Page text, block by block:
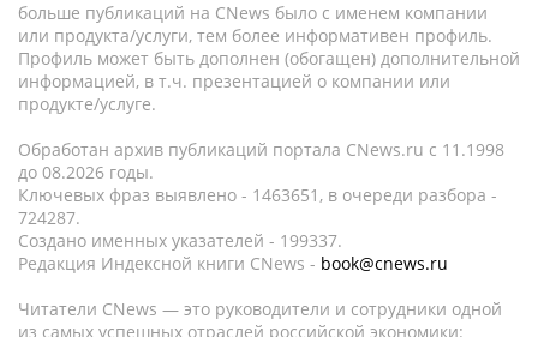
больше публикаций на CNews было с именем компании
или продукта/услуги, тем более информативен профиль.
Профиль может быть дополнен (обогащен) дополнительной
информацией, в т.ч. презентацией о компании или
продукте/услуге.
Обработан архив публикаций портала CNews.ru c 11.1998
до 08.2026 годы.
Ключевых фраз выявлено - 1463651, в очереди разбора -
724287.
Создано именных указателей - 199337.
Редакция Индексной книги CNews - book@cnews.ru
Читатели CNews — это руководители и сотрудники одной
из самых успешных отраслей российской экономики: